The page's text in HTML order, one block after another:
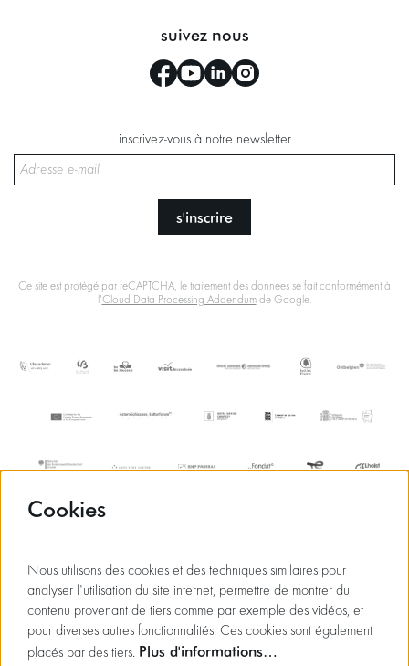
suivez nous
inscrivez-vous à notre newsletter
s'inscrire
Ce site est protégé par reCAPTCHA, le traitement des données se fait conformément à
l'Cloud Data Processing Addendumde Google.
Cookies
Nous utilisons des cookies et des techniques similaires pour
analyser l'utilisation du site internet, permettre de montrer du
contenu provenant de tiers comme par exemple des vidéos, et
pour diverses autres fonctionnalités. Ces cookies sont également
placés par des tiers. Plus d'informations…